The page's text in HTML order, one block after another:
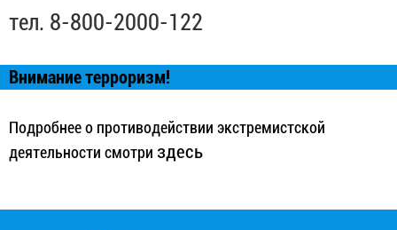
тел. 8-800-2000-122
Внимание терроризм!
Подробнее о противодействии экстремистской
деятельности смотри здесь